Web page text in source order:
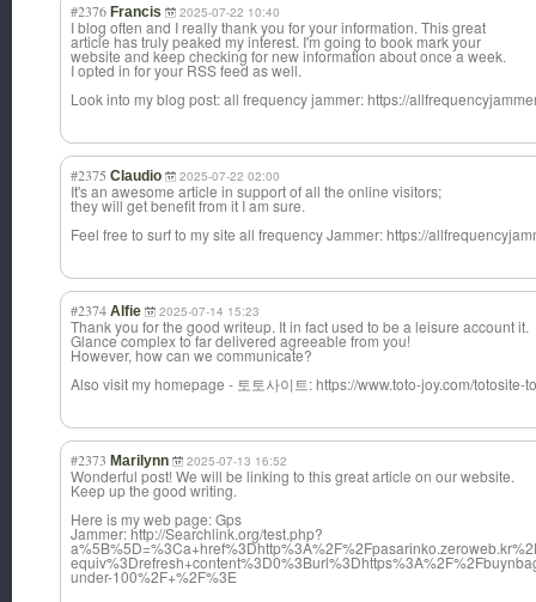
#2376 Francis 2025-07-22 10:40
I blog often and I really thank you for your information. This great
article has truly peaked my interest. I'm going to book mark your
website and keep checking for new information about once a week.
I opted in for your RSS feed as well.
Look into my blog post: all frequency jammer: https://
#2375 Claudio 2025-07-22 02:00
It's an awesome article in support of all the online visitors;
they will get benefit from it I am sure.
Feel free to surf to my site all frequency Jammer: https://
#2374 Alfie 2025-07-14 15:23
Thank you for the good writeup. It in fact used to be a leisure account it.
Glance complex to far delivered agreeable from you!
However, how can we communicate?
Also visit my homepage - 토토사이트: https://www.toto-joy.com/totosite-
#2373 Marilynn 2025-07-13 16:52
Wonderful post! We will be linking to this great article on our website.
Keep up the good writing.
Here is my web page: Gps
Jammer: http://Searchlink.org/test.php?
under-100%2F+%2F%3E